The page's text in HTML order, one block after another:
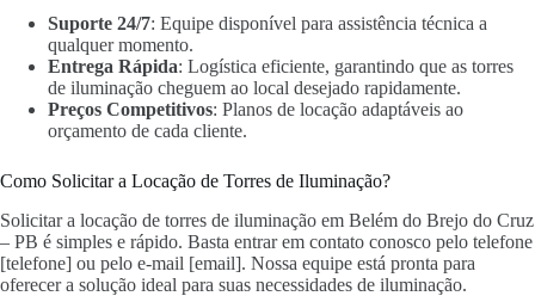
Suporte 24/7: Equipe disponível para assistência técnica a
qualquer momento.
Entrega Rápida: Logística eficiente, garantindo que as torres
de iluminação cheguem ao local desejado rapidamente.
Preços Competitivos: Planos de locação adaptáveis ao
orçamento de cada cliente.
Como Solicitar a Locação de Torres de Iluminação?
Solicitar a locação de torres de iluminação em Belém do Brejo do Cruz
– PB é simples e rápido. Basta entrar em contato conosco pelo telefone
[telefone] ou pelo e-mail [email]. Nossa equipe está pronta para
oferecer a solução ideal para suas necessidades de iluminação.